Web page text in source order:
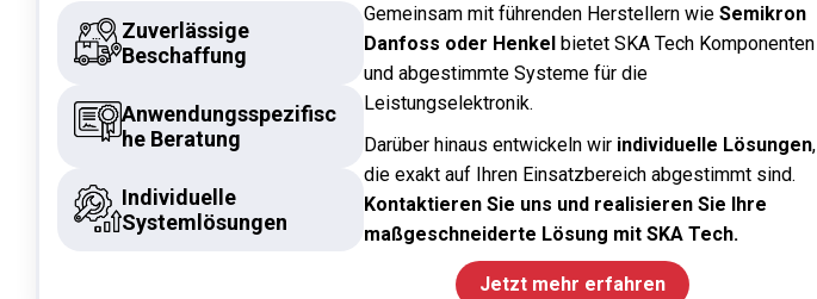
Zuverlässige
Beschaffung
Anwendungsspezifisc
he Beratung
Individuelle
Systemlösungen
Gemeinsam mit führenden Herstellern wieSemikron
Danfoss oder Henkel bietet SKA Tech Komponenten
und abgestimmte Systeme für die
Leistungselektronik.
Darüber hinaus entwickeln wir individuelle Lösungen,
die exakt auf Ihren Einsatzbereich abgestimmt sind.
Kontaktieren Sie uns und realisieren Sie Ihre
maßgeschneiderte Lösung mit SKA Tech.
Jetzt mehr erfahren